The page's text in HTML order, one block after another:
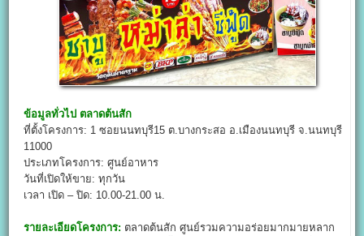
ข้อมูลทั่วไป ตลาดต้นสัก
ที่ตั้งโครงการ: 1 ซอยนนทบุรี15 ต.บางกระสอ อ.เมืองนนทบุรี จ.นนทบุรี
11000
ประเภทโครงการ: ศูนย์อาหาร
วันที่เปิดให้ขาย: ทุกวัน
เวลา เปิด – ปิด: 10.00-21.00 น.
รายละเอียดโครงการ: ตลาดต้นสัก ศูนย์รวมความอร่อยมากมายหลาก